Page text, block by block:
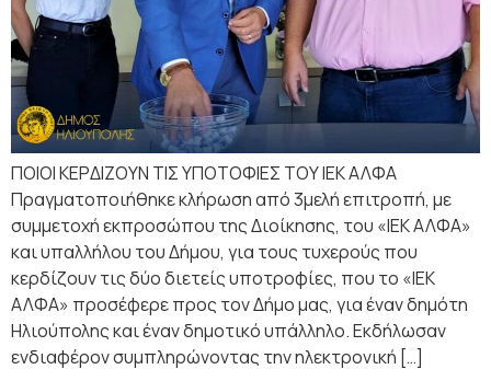
ΠΟΙΟΙ ΚΕΡΔΙΖΟΥΝ ΤΙΣ ΥΠΟΤΟΦΙΕΣ ΤΟΥ ΙΕΚ ΑΛΦΑ
Πραγματοποιήθηκε κλήρωση από 3μελή επιτροπή, με
συμμετοχή εκπροσώπου της Διοίκησης, του «ΙΕΚ ΑΛΦΑ»
και υπαλλήλου του Δήμου, για τους τυχερούς που
κερδίζουν τις δύο διετείς υποτροφίες, που το «ΙΕΚ
ΑΛΦΑ» προσέφερε προς τον Δήμο μας, για έναν δημότη
Ηλιούπολης και έναν δημοτικό υπάλληλο. Εκδήλωσαν
ενδιαφέρον συμπληρώνοντας την ηλεκτρονική […]